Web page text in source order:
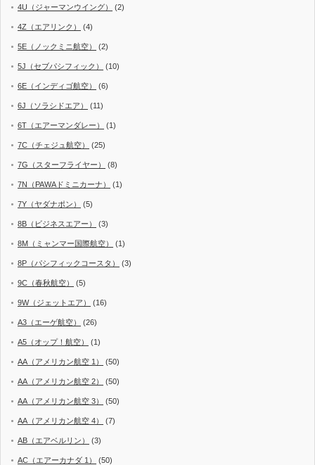
4U（ジャーマンウイング） (2)
4Z（エアリンク） (4)
5E（ノックミニ航空） (2)
5J（セブパシフィック） (10)
6E（インディゴ航空） (6)
6J（ソラシドエア） (11)
6T（エアーマンダレー） (1)
7C（チェジュ航空） (25)
7G（スターフライヤー） (8)
7N（PAWAドミニカーナ） (1)
7Y（ヤダナポン） (5)
8B（ビジネスエアー） (3)
8M（ミャンマー国際航空） (1)
8P（パシフィックコースタ） (3)
9C（春秋航空） (5)
9W（ジェットエア） (16)
A3（エーゲ航空） (26)
A5（オップ！航空） (1)
AA（アメリカン航空 1） (50)
AA（アメリカン航空 2） (50)
AA（アメリカン航空 3） (50)
AA（アメリカン航空 4） (7)
AB（エアベルリン） (3)
AC（エアーカナダ 1） (50)